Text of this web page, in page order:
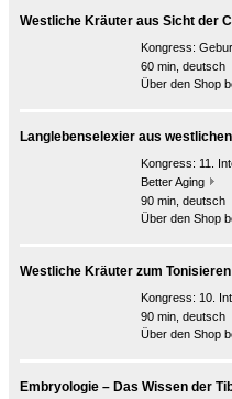
Westliche Kräuter aus Sicht der
Kongress:
60 min, deutsch
Über den Shop
Langlebenselexier aus
Kongress: 11.
Better Aging
90 min, deutsch
Über den Shop
Westliche Kräuter zum
Kongress: 10.
90 min, deutsch
Über den Shop
Embryologie – Das Wissen der